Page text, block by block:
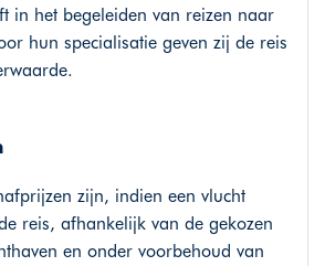
in het begeleiden van reizen naar
hun specialisatie geven zij de reis
zijn, indien een vlucht
reis, afhankelijk van de gekozen
en onder voorbehoud van